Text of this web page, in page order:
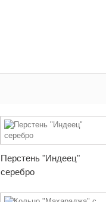
Перстень "Индеец"
серебро